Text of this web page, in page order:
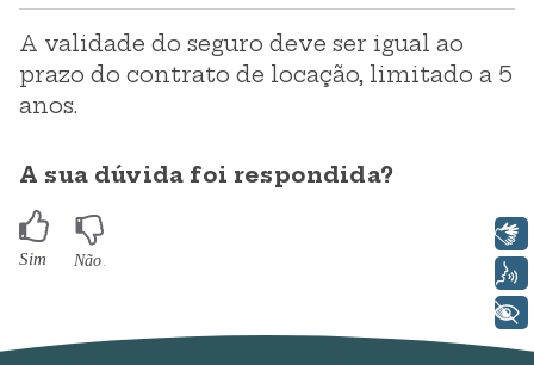
A validade do seguro deve ser igual ao
prazo do contrato de locação, limitado a 5
anos.
A sua dúvida foi respondida?